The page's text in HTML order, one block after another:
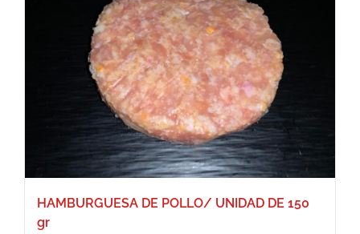
HAMBURGUESA DE POLLO/ UNIDAD DE 150
gr